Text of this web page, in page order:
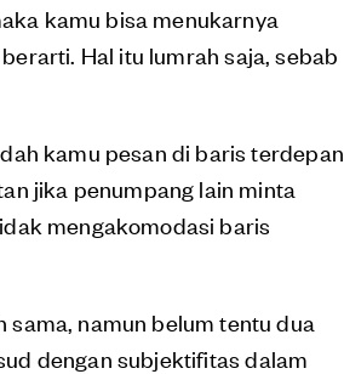
kamu bisa menukarnya
Hal itu lumrah saja, sebab
kamu pesan di baris terdepan
jika penumpang lain minta
mengakomodasi baris
namun belum tentu dua
dengan subjektifitas dalam